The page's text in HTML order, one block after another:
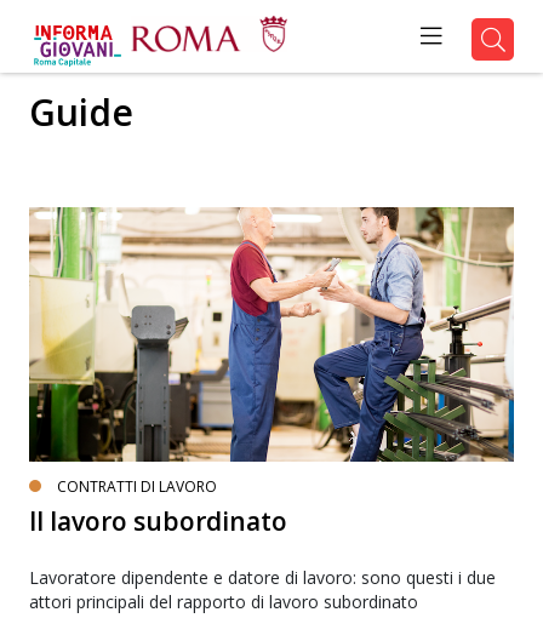
Guide
CONTRATTI DI LAVORO
Il lavoro subordinato
Lavoratore dipendente e datore di lavoro: sono questi i due
attori principali del rapporto di lavoro subordinato